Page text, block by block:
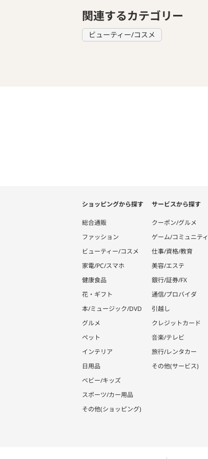
関連するカテゴリー
ビューティー/コスメ
ショッピングから探す
総合通販
ファッション
ビューティー/コスメ
家電/PC/スマホ
健康食品
花・ギフト
本/ミュージック/DVD
グルメ
ペット
インテリア
日用品
ベビー/キッズ
スポーツ/カー用品
その他(ショッピング)
サービスから探す
クーポン/グルメ
ゲーム/コミュニティ
仕事/資格/教育
美容/エステ
銀行/証券/FX
通信/プロバイダ
引越し
クレジットカード
音楽/テレビ
旅行/レンタカー
その他(サービス)